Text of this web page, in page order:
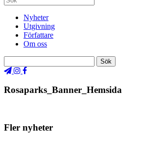
Nyheter
Utgivning
Författare
Om oss
Rosaparks_Banner_Hemsida
Fler nyheter